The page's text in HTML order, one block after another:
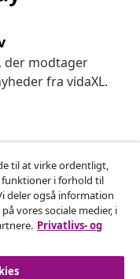
der modtager
fra vidaXL.
din ordre.
til at virke ordentligt,
funktioner i forhold til
deler også information
vores sociale medier, i
Privatlivs- og